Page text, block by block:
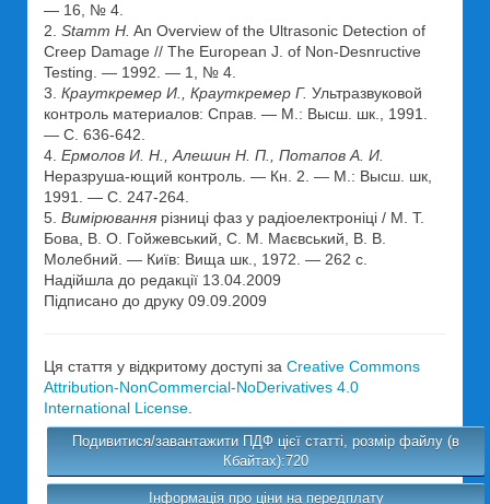
— 16, № 4.
2. Stamm H. An Overview of the Ultrasonic Detection of
Creep Damage // The European J. of Non-Desnructive
Testing. — 1992. — 1, № 4.
3. Крауткремер И., Крауткремер Г. Ультразвуковой
контроль материалов: Справ. — М.: Высш. шк., 1991.
— С. 636-642.
4. Ермолов И. Н., Алешин Н. П., Потапов А. И.
Неразруша-ющий контроль. — Кн. 2. — М.: Высш. шк,
1991. — С. 247-264.
5. Вимірювання різниці фаз у радіоелектроніці / М. Т.
Бова, В. О. Гойжевський, С. М. Маєвський, В. В.
Молебний. — Київ: Вища шк., 1972. — 262 с.
Надійшла до редакції 13.04.2009
Підписано до друку 09.09.2009
Ця стаття у відкритому доступі за Creative Commons
Attribution-NonCommercial-NoDerivatives 4.0
International License
Подивитися/завантажити ПДФ цієї статті, розмір файлу (в
Кбайтах):720
Інформація про ціни на передплату